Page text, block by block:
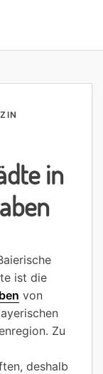
in
ist die
von
Zu
deshalb